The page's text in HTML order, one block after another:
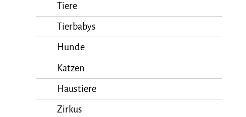
Tiere
Tierbabys
Hunde
Katzen
Haustiere
Zirkus